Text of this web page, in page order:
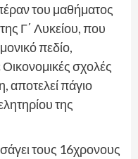
του μαθήματος
Γ΄ Λυκείου, που
πεδίο,
σχολές
αποτελεί πάγιο
της
τους 16χρονους